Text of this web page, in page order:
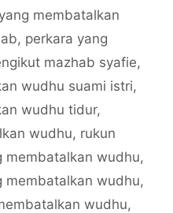
membatalkan
, perkara yang
mazhab syafie,
wudhu suami istri,
wudhu tidur,
wudhu, rukun
membatalkan wudhu,
membatalkan wudhu,
wudhu,